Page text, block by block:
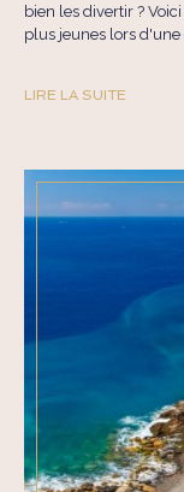
bien les divertir ?
plus jeunes lors d'une
LIRE LA SUITE